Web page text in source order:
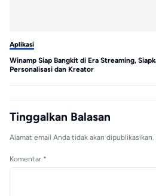
Aplikasi
Winamp Siap Bangkit di Era Streaming,
Personalisasi dan Kreator
Tinggalkan Balasan
Alamat email Anda tidak akan dipublikasikan.
Komentar *